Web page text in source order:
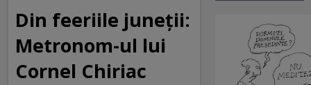
Din feeriile juneții:
Metronom-ul lui
Cornel Chiriac